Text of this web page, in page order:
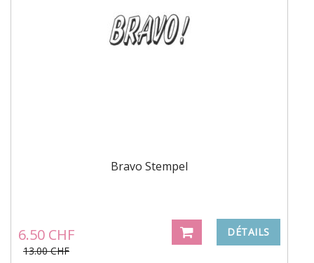
Bravo Stempel
6.50 CHF
13.00 CHF
DÉTAILS